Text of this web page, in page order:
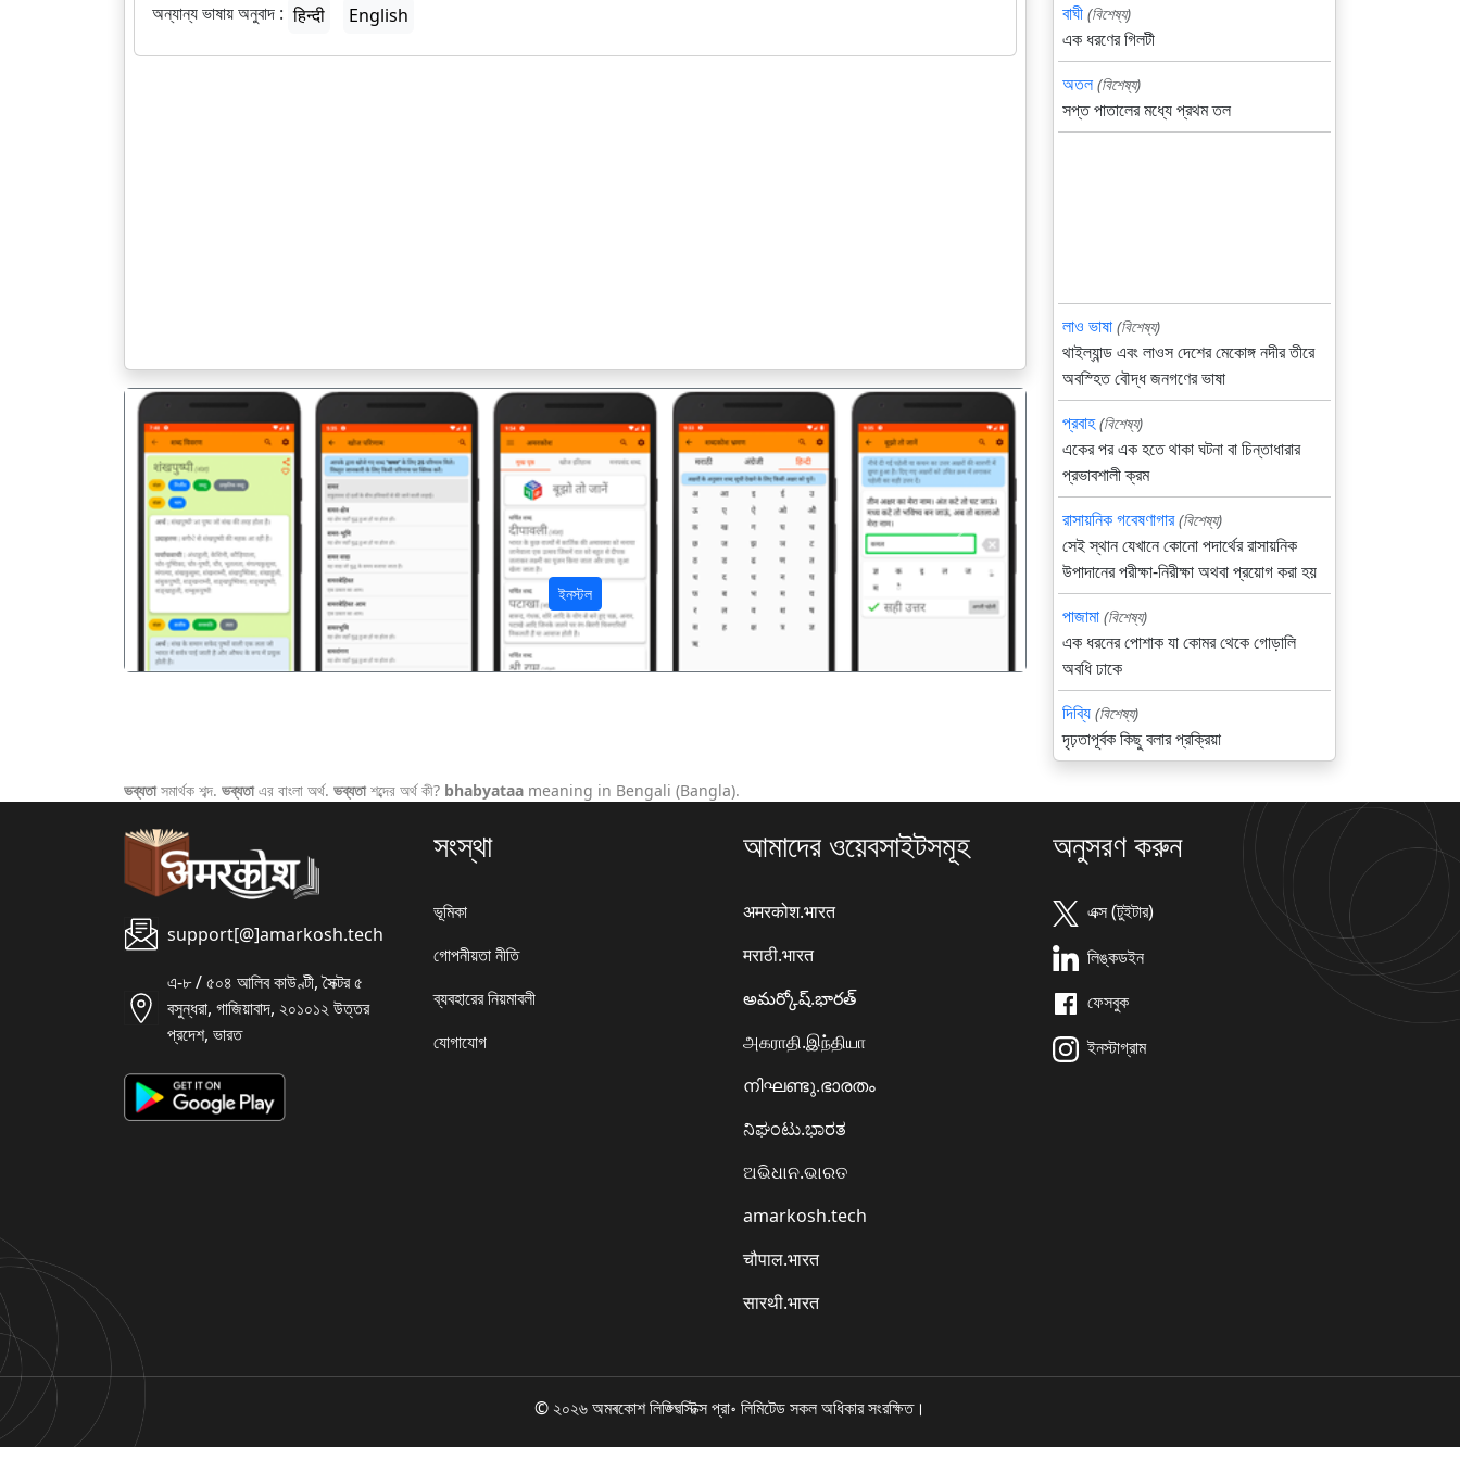
অন্যান্য ভাষায় অনুবাদ : हिन्दी English
ইনস্টল
पिछला अगला
বাঘী (বিশেষ্য)
এক ধরণের গিলটী
অতল (বিশেষ্য)
সপ্ত পাতালের মধ্যে প্রথম তল
লাও ভাষা (বিশেষ্য)
থাইল্যান্ড এবং লাওস দেশের মেকোঙ্গ নদীর তীরে
অবস্হিত বৌদ্ধ জনগণের ভাষা
প্রবাহ (বিশেষ্য)
একের পর এক হতে থাকা ঘটনা বা চিন্তাধারার
প্রভাবশালী ক্রম
রাসায়নিক গবেষণাগার (বিশেষ্য)
সেই স্থান যেখানে কোনো পদার্থের রাসায়নিক
উপাদানের পরীক্ষা-নিরীক্ষা অথবা প্রয়োগ করা হয়
পাজামা (বিশেষ্য)
এক ধরনের পোশাক যা কোমর থেকে গোড়ালি
অবধি ঢাকে
দিব্যি (বিশেষ্য)
দৃঢ়তাপূর্বক কিছু বলার প্রক্রিয়া
ভব্যতাসমার্থক শব্দ. ভব্যতাএর বাংলা অর্থ. ভব্যতাশব্দের অর্থ কী? bhabyataa meaning in Bengali (Bangla).
support[@]amarkosh.tech
এ-৮ / ৫০৪ আলিব কাউণ্টী, সৈক্টর ৫
বসুন্ধরা, গাজিয়াবাদ, ২০১০১২ উত্তর
প্রদেশ, ভারত
সংস্থা
ভূমিকা
গোপনীয়তা নীতি
ব্যবহারের নিয়মাবলী
যোগাযোগ
আমাদের ওয়েবসাইটসমূহ
अमरकोश.भारत
मराठी.भारत
అమర్కోష్.భారత్
அகராதி.இந்தியா
നിഘണ്ടു.ഭാരതം
ನಿಘಂಟು.ಭಾರತ
ଅଭିଧାନ.ଭାରତ
amarkosh.tech
चौपाल.भारत
सारथी.भारत
অনুসরণ করুন
এক্স (টুইটার)
লিঙ্কডইন
ফেসবুক
ইনস্টাগ্রাম
© ২০২৬ অমৰকোশ লিঙ্গ্ৱিস্টিক্স প্রা॰ লিমিটেড সকল অধিকার সংরক্ষিত।